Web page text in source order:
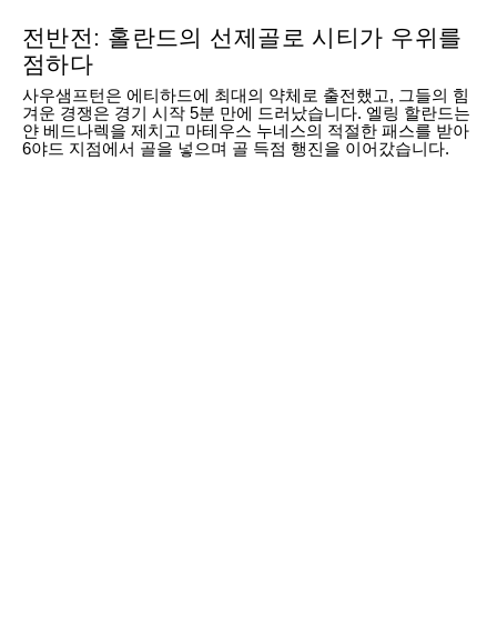
전반전: 홀란드의 선제골로 시티가 우위를
점하다
사우샘프턴은 에티하드에 최대의 약체로 출전했고, 그들의 힘
겨운 경쟁은 경기 시작 5분 만에 드러났습니다. 엘링 할란드는
얀 베드나렉을 제치고 마테우스 누네스의 적절한 패스를 받아
6야드 지점에서 골을 넣으며 골 득점 행진을 이어갔습니다.